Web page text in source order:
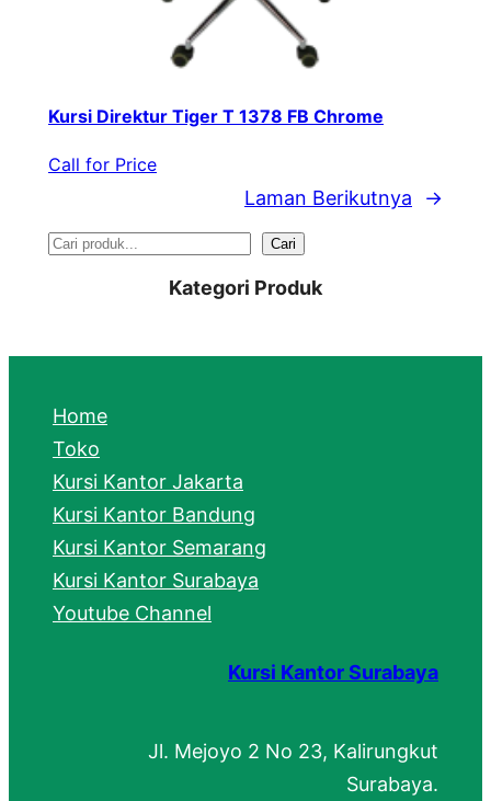
Kursi Direktur Tiger T 1378 FB Chrome
Call for Price
Laman Berikutnya →
S
r
h
Cari
Kategori Produk
Home
Toko
Kursi Kantor Jakarta
Kursi Kantor Bandung
Kursi Kantor Semarang
Kursi Kantor Surabaya
Youtube Channel
Kursi Kantor Surabaya
Jl. Mejoyo 2 No 23, Kalirungkut
Surabaya.